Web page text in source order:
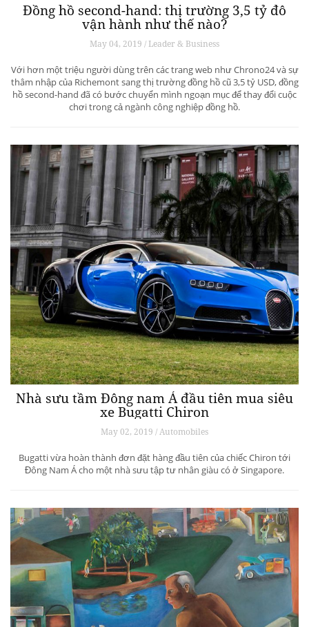
Đồng hồ second-hand: thị trường 3,5 tỷ đô
vận hành như thế nào?
May 04, 2019 / Leader & Business
Với hơn một triệu người dùng trên các trang web như Chrono24 và sự
thâm nhập của Richemont sang thị trường đồng hồ cũ 3,5 tỷ USD, đồng
hồ second-hand đã có bước chuyển mình ngoạn mục để thay đổi cuộc
chơi trong cả ngành công nghiệp đồng hồ.
Nhà sưu tầm Đông nam Á đầu tiên mua siêu
xe Bugatti Chiron
May 02, 2019 / Automobiles
Bugatti vừa hoàn thành đơn đặt hàng đầu tiên của chiếc Chiron tới
Đông Nam Á cho một nhà sưu tập tư nhân giàu có ở Singapore.